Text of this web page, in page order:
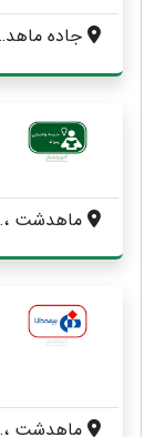
جاده ماهدشت ، خابان اميرکبير ، ميدان توحيد ، خيابان 22 بهمن ، روبروي دبيرستان تقوا
ماهدشت ، ولد آباد بزرگ ، علي آباد گونه ، خيابان بهشتي ، کوچه مسجد
ماهدشت ، بلوار امام ، بعد از بانك ملي ، جنب املاك اشكان ، طبقه دوم